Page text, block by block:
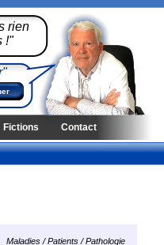
rien
!"
Fictions Contact
Maladies / Patients / Pathologie